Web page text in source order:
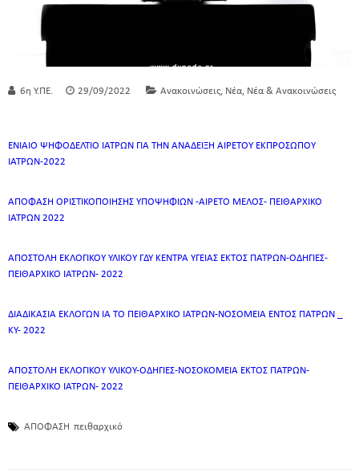
6η Υ.ΠΕ. 29/09/2022 Ανακοινώσεις, Νέα, Νέα & Ανακοινώσεις
ΕΝΙΑΙΟ ΨΗΦΟΔΕΛΤΙΟ ΙΑΤΡΩΝ ΓΙΑ ΤΗΝ ΑΝΑΔΕΙΞΗ ΑΙΡΕΤΟΥ ΕΚΠΡΟΣΩΠΟΥ
ΙΑΤΡΩΝ-2022
ΑΠΟΦΑΣΗ ΟΡΙΣΤΙΚΟΠΟΙΗΣΗΣ ΥΠΟΨΗΦΙΩΝ -ΑΙΡΕΤΟ ΜΕΛΟΣ- ΠΕΙΘΑΡΧΙΚΟ
ΙΑΤΡΩΝ 2022
ΑΠΟΣΤΟΛΗ ΕΚΛΟΓΙΚΟΥ ΥΛΙΚΟΥ ΓΔΥ ΚΕΝΤΡΑ ΥΓΕΙΑΣ ΕΚΤΟΣ ΠΑΤΡΩΝ-ΟΔΗΓΙΕΣ-
ΠΕΙΘΑΡΧΙΚΟ ΙΑΤΡΩΝ- 2022
ΔΙΑΔΙΚΑΣΙΑ ΕΚΛΟΓΩΝ ΙΑ ΤΟ ΠΕΙΘΑΡΧΙΚΟ ΙΑΤΡΩΝ-ΝΟΣΟΜΕΙΑ ΕΝΤΟΣ ΠΑΤΡΩΝ _
ΚΥ- 2022
ΑΠΟΣΤΟΛΗ ΕΚΛΟΓΙΚΟΥ ΥΛΙΚΟΥ-ΟΔΗΓΙΕΣ-ΝΟΣΟΚΟΜΕΙΑ ΕΚΤΟΣ ΠΑΤΡΩΝ-
ΠΕΙΘΑΡΧΙΚΟ ΙΑΤΡΩΝ- 2022
ΑΠΟΦΑΣΗ πειθαρχικό